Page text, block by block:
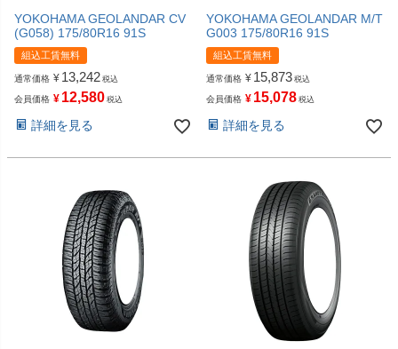
YOKOHAMA GEOLANDAR CV
(G058) 175/80R16 91S
組込工賃無料
通常価格 ¥ 13,242 税込
会員価格 ¥ 12,580 税込
詳細を見る
YOKOHAMA GEOLANDAR M/T
G003 175/80R16 91S
組込工賃無料
通常価格 ¥ 15,873 税込
会員価格 ¥ 15,078 税込
詳細を見る